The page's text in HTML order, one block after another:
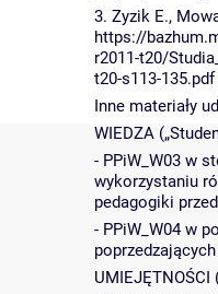
3. Zyzik E.,
https://
r2011-t20/
t20-s113-135.pdf
Inne materiały
WIEDZA
- PPiW_W03 w
wykorzystaniu
pedagogiki
- PPiW_W04 w
UMIEJĘTNOŚCI